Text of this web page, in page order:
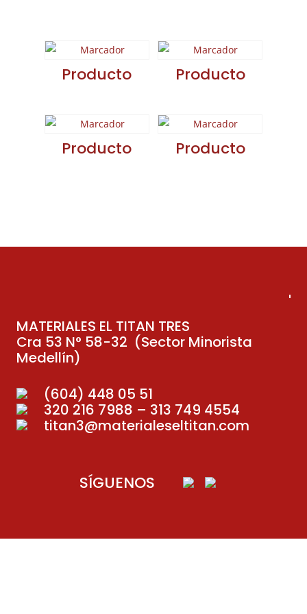
Producto Producto
Producto Producto
MATERIALES EL TITAN TRES
Cra 53 N° 58-32 (Sector Minorista
Medellín)
(604) 448 05 51
320 216 7988 – 313 749 4554
titan3@materialeseltitan.com
SÍGUENOS